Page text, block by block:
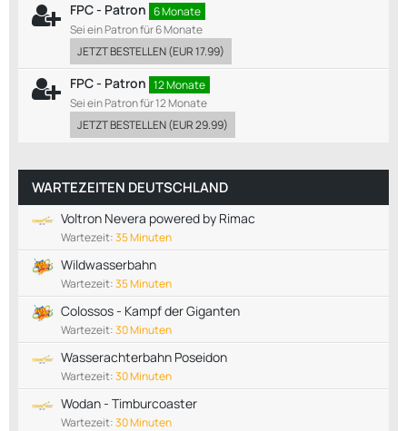
FPC - Patron 6 Monate
Sei ein Patron für 6 Monate
JETZT BESTELLEN(EUR 17.99)
FPC - Patron 12 Monate
Sei ein Patron für 12 Monate
JETZT BESTELLEN(EUR 29.99)
WARTEZEITEN DEUTSCHLAND
Voltron Nevera powered by Rimac
Wartezeit:35 Minuten
Wildwasserbahn
Wartezeit:35 Minuten
Colossos - Kampf der Giganten
Wartezeit:30 Minuten
Wasserachterbahn Poseidon
Wartezeit:30 Minuten
Wodan - Timburcoaster
Wartezeit:30 Minuten